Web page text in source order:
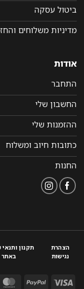
ביטול עסקה
מדיניות משלוחים
אודות
התחבר
החשבון שלי
ההזמנות שלי
כתובות חיוב ומשלוח
החנות
הצהרת
נגישות
תקנון ותנאי
באתר